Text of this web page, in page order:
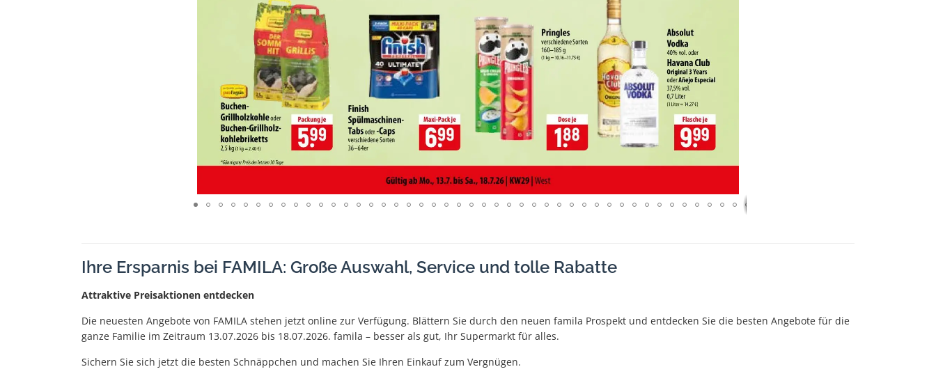
Ihre Ersparnis bei FAMILA: Große Auswahl, Service und tolle Rabatte
Attraktive Preisaktionen entdecken
Die neuesten Angebote von FAMILA stehen jetzt online zur Verfügung. Blättern Sie durch den neuen famila Prospekt und entdecken Sie die besten Angebote für die
ganze Familie im Zeitraum 13.07.2026 bis 18.07.2026. famila – besser als gut, Ihr Supermarkt für alles.
Sichern Sie sich jetzt die besten Schnäppchen und machen Sie Ihren Einkauf zum Vergnügen.